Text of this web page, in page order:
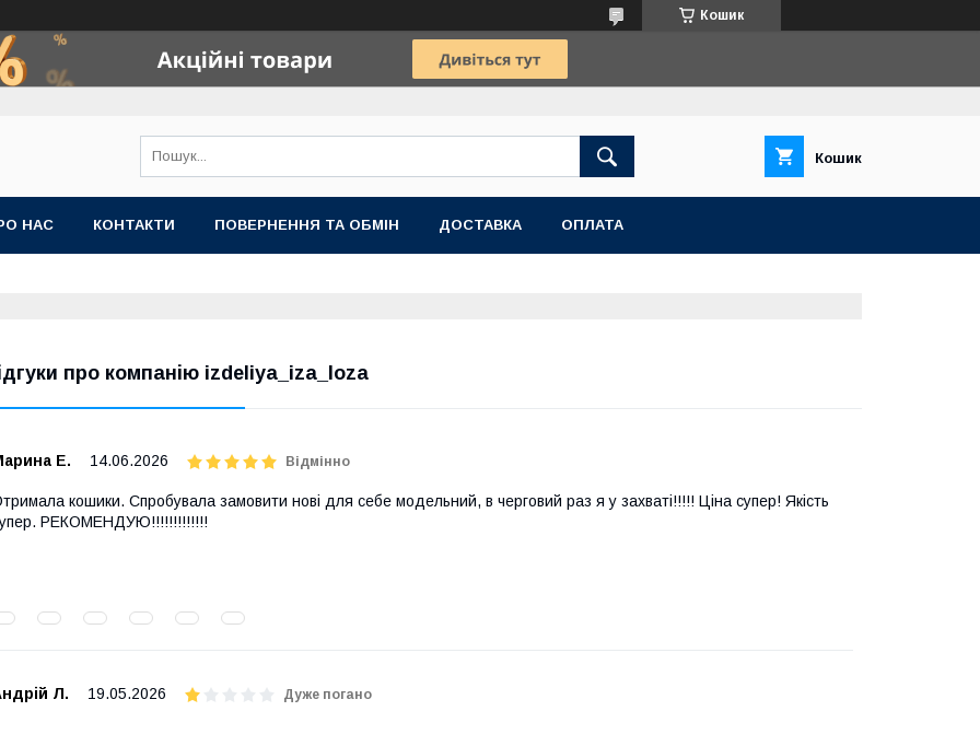
Кошик
Кошик
НАС КОНТАКТИ ПОВЕРНЕННЯ ТА ОБМІН ДОСТАВКА ОПЛАТА
про компанію izdeliya_iza_loza
Е. 14.06.2026 Відмінно
кошики. Спробувала замовити нові для себе модельний, в черговий раз я у захваті!!!!! Ціна супер! Якість
РЕКОМЕНДУЮ!!!!!!!!!!!!!
Л. 19.05.2026 Дуже погано